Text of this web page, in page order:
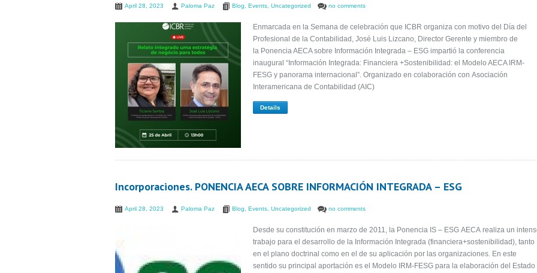
April 28, 2023 Paloma Paz Blog Events Uncategorized no comments
Enmarcada en la Semana de celebración que ICBR organiza con motivo del Día del
Profesional de la Contabilidad, José Luis Lizcano, Director Gerente y miembro de
la Ponencia AECA sobre Información Integrada – ESG impartió la conferencia
inaugural “Información Integrada: Financiera +Sostenibilidad: el Modelo AECA IRM-
FESG y panorama internacional”. Organizado en colaboración con Asociación
Interamericana de Contabilidad (AIC)
Details
Incorporaciones. PONENCIA AECA SOBRE INFORMACIÓN INTEGRADA – ESG
April 28, 2023 Paloma Paz Blog Events Uncategorized no comments
Desde su constitución en marzo de 2011, la Ponencia IS – ESG AECA realiza un
trabajo para el desarrollo de la Información Integrada (financiera+sostenibilidad), tanto
en el plano doctrinal como en el de su aplicación por las organizaciones. En este
sentido su principal aportación es el Modelo IRM-FESG para la elaboración del Estado